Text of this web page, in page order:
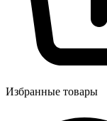
Избранные товары